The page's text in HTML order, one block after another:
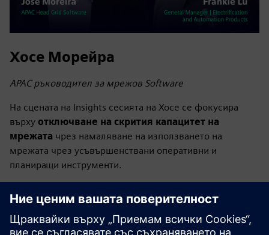
Хосе Морейра
APAC ръководител за мрежов Software
На сцената на Insights сесията на Хосе се фокусира
върху отключване на скрития капацитет на
мрежата чрез намаляване на използването на
мрежата чрез усъвършенствани оперативни и
планиращи инструменти.
Франки Лу